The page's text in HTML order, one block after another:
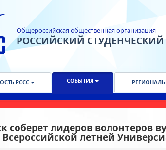
Общероссийская общественная организация
РОССИЙСКИЙ
РССС СОБЫТИЯ
соберет лидеров волонтеров
летней